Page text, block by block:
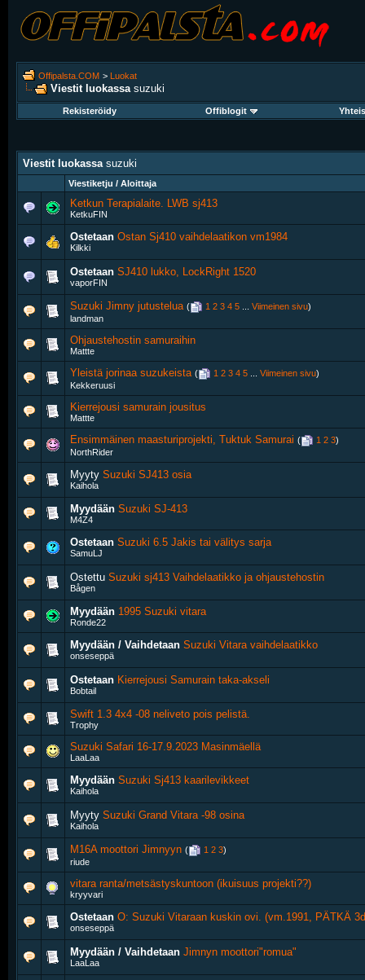
Offipalsta.COM > Luokat
Viestit luokassa suzuki
Rekisteröidy Offiblogit
Viestit luokassa suzuki
Viestiketju / Aloittaja
Ketkun Terapialaite. LWB sj413
KetkuFIN
Ostetaan Ostan Sj410 vaihdelaatikon vm1984
Kilkki
Ostetaan SJ410 lukko, LockRight 1520
vaporFIN
Suzuki Jimny jutustelua‎ ( 1 2 3 4 5 Viimeinen sivu)
landman
Ohjaustehostin samuraihin
Mattte
Yleistä jorinaa suzukeista‎ ( 1 2 3 4 5 Viimeinen sivu)
Kekkeruusi
Kierrejousi samurain jousitus
Mattte
Ensimmäinen maasturiprojekti, Tuktuk Samurai ( 1 2 3)
NorthRider
Myyty Suzuki SJ413 osia
Kaihola
Myydään Suzuki SJ-413
M4Z4
Ostetaan Suzuki 6.5 Jakis tai välitys sarja
SamuLJ
Ostettu Suzuki sj413 Vaihdelaatikko ja ohjaustehostin
Bågen
Myydään 1995 Suzuki vitara
Ronde22
Myydään / Vaihdetaan Suzuki Vitara vaihdelaatikko
onseseppä
Ostetaan Kierrejousi Samurain taka-akseli
Bobtail
Swift 1.3 4x4 -08 neliveto pois pelistä.
Trophy
Suzuki Safari 16-17.9.2023 Masinmäellä
LaaLaa
Myydään Suzuki Sj413 kaarilevikkeet
Kaihola
Myyty Suzuki Grand Vitara -98 osina
Kaihola
M16A moottori Jimnyyn ( 1 2 3)
riude
vitara ranta/metsästyskuntoon (ikuisuus projekti??)
kryyvari
Ostetaan O: Suzuki Vitaraan kuskin ovi. (vm.1991, PÄTKÄ
onseseppä
Myydään / Vaihdetaan Jimnyn moottori"romua"
LaaLaa